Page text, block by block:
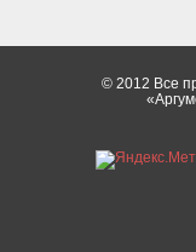
© 2012 Все